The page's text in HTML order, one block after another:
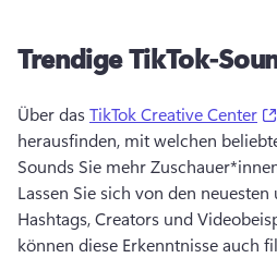
Trendige TikTok-
Über das TikTok Creative Center
herausfinden, mit welchen
Lassen Sie sich von den
Hashtags, Creators und
können diese Erkenntnisse auch